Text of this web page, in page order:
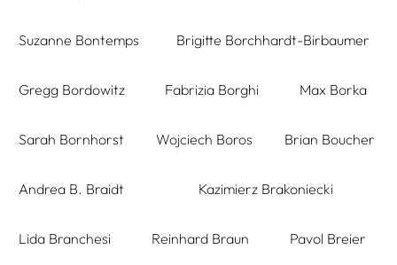
Suzanne Bontemps Brigitte Borchhardt-Birbaumer
Gregg Bordowitz Fabrizia Borghi Max Borka
Sarah Bornhorst Wojciech Boros Brian Boucher
Andrea B. Braidt Kazimierz Brakoniecki
Lida Branchesi Reinhard Braun Pavol Breier